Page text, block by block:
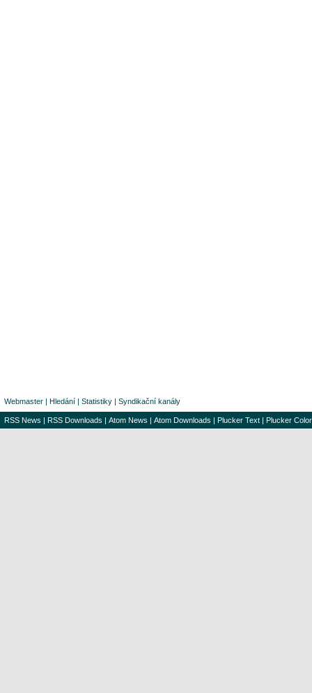
Webmaster | Hledání | Statistiky | Syndikační kanály
RSS News | RSS Downloads | Atom News | Atom Downloads | Plucker Text | Plucker Color